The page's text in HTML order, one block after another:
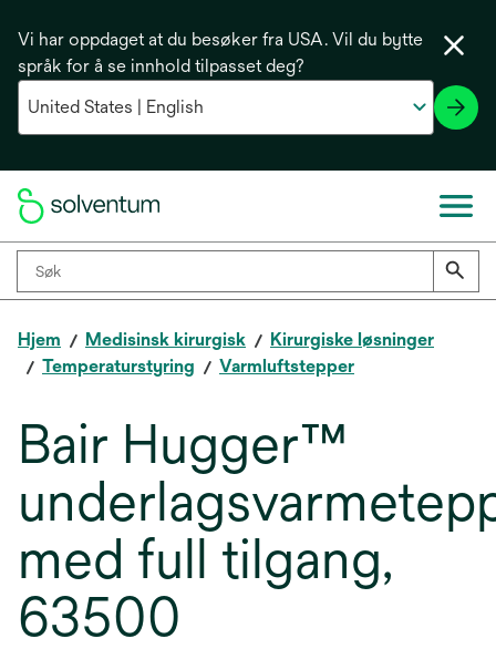
Vi har oppdaget at du besøker fra USA. Vil du bytte
språk for å se innhold tilpasset deg?
Hjem Medisinsk kirurgisk
Kirurgiske løsninger
Temperaturstyring
Varmluftstepper
Bair Hugger™
med full tilgang,
63500